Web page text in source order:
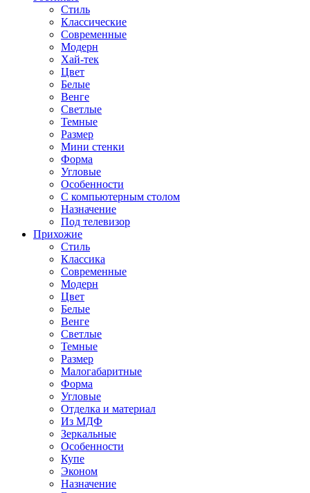
Стиль
Классические
Современные
Модерн
Хай-тек
Цвет
Белые
Венге
Светлые
Темные
Размер
Мини стенки
Форма
Угловые
Особенности
С компьютерным столом
Назначение
Под телевизор
Прихожие
Стиль
Классика
Современные
Модерн
Цвет
Белые
Венге
Светлые
Темные
Размер
Малогабаритные
Форма
Угловые
Отделка и материал
Из МДФ
Зеркальные
Особенности
Купе
Эконом
Назначение